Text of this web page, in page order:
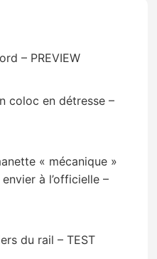
– PREVIEW
coloc en détresse –
« mécanique »
à l’officielle –
du rail – TEST